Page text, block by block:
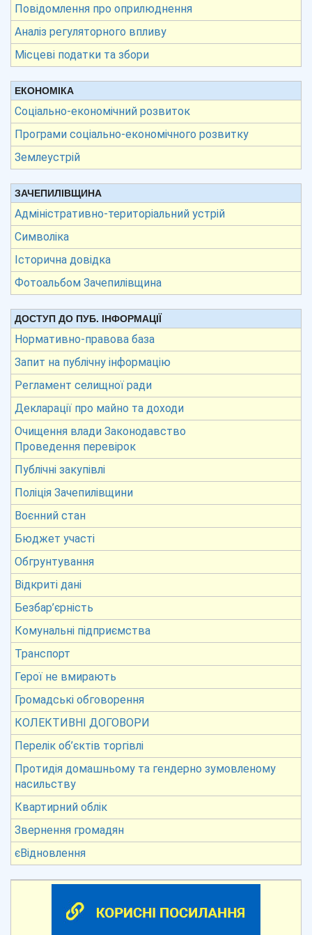
Повідомлення про оприлюднення
Аналіз регуляторного впливу
Місцеві податки та збори
ЕКОНОМІКА
Соціально-економічний розвиток
Програми соціально-економічного розвитку
Землеустрій
ЗАЧЕПИЛІВЩИНА
Адміністративно-територіальний устрій
Символіка
Історична довідка
Фотоальбом Зачепилівщина
ДОСТУП ДО ПУБ. ІНФОРМАЦІЇ
Нормативно-правова база
Запит на публічну інформацію
Регламент селищної ради
Декларації про майно та доходи
Очищення влади Законодавство
Проведення перевірок
Публічні закупівлі
Поліція Зачепилівщини
Воєнний стан
Бюджет участі
Обгрунтування
Відкриті дані
Безбар’єрність
Комунальні підприємства
Транспорт
Герої не вмирають
Громадські обговорення
КОЛЕКТИВНІ ДОГОВОРИ
Перелік об’єктів торгівлі
Протидія домашньому та гендерно зумовленому
насильству
Квартирний облік
Звернення громадян
єВідновлення